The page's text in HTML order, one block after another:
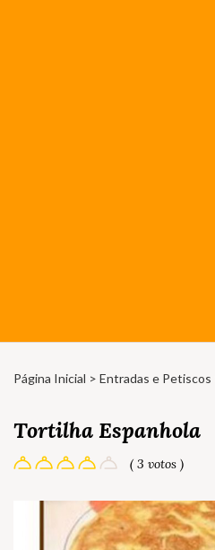
Página Inicial > Entradas e Petiscos
Tortilha Espanhola
( 3 votos )